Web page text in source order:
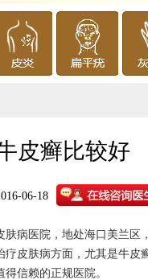
皮癣比较好
06-18
病医院，地处海口美兰区
皮肤病方面，尤其是牛皮
信赖的正规医院。